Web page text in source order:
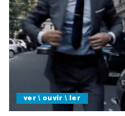
ver \ ouvir \ ler